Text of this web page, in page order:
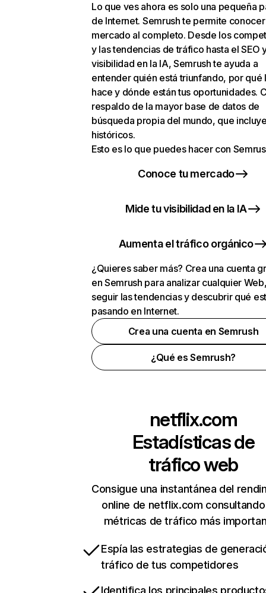
Lo que ves ahora es solo una pequeña
de Internet. Semrush te permite
mercado al completo. Desde los
y las tendencias de tráfico hasta el SEO
visibilidad en la IA, Semrush te ayuda a
entender quién está triunfando, por qué
hace y dónde están tus oportunidades.
respaldo de la mayor base de datos de
búsqueda propia del mundo, que
históricos.
Esto es lo que puedes hacer con
Conoce tu mercado
Mide tu visibilidad en la IA
Aumenta el tráfico orgánico
¿Quieres saber más? Crea una cuenta
en Semrush para analizar cualquier
seguir las tendencias y descubrir qué
pasando en Internet.
Crea una cuenta en Semrush
¿Qué es Semrush?
netflix.com
Estadísticas de
tráfico web
Consigue una instantánea del
online de netflix.com
métricas de tráfico más
Espía las estrategias de
tráfico de tus competidores
Identifica los principales